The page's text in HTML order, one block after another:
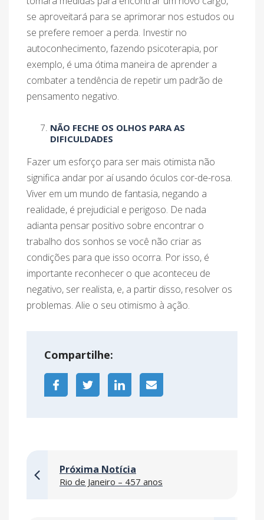
se aproveitará para se aprimorar nos estudos ou
se prefere remoer a perda. Investir no
autoconhecimento, fazendo psicoterapia, por
exemplo, é uma ótima maneira de aprender a
combater a tendência de repetir um padrão de
pensamento negativo.
NÃO FECHE OS OLHOS PARA AS
DIFICULDADES
Fazer um esforço para ser mais otimista não
significa andar por aí usando óculos cor-de-rosa.
Viver em um mundo de fantasia, negando a
realidade, é prejudicial e perigoso. De nada
adianta pensar positivo sobre encontrar o
trabalho dos sonhos se você não criar as
condições para que isso ocorra. Por isso, é
importante reconhecer o que aconteceu de
negativo, ser realista, e, a partir disso, resolver os
problemas. Alie o seu otimismo à ação.
Compartilhe:
Próxima Notícia
Rio de Janeiro – 457 anos